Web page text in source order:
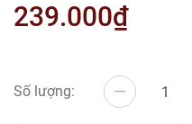
239.000₫
Số lượng: